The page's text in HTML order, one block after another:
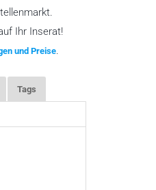
Ihr Inserat!
und Preise.
Tags